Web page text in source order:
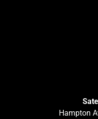
Hampton